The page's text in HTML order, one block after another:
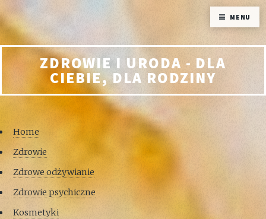
ZDROWIE I URODA - DLA
CIEBIE, DLA RODZINY
Home
Zdrowie
Zdrowe odżywianie
Zdrowie psychiczne
Kosmetyki
MENU